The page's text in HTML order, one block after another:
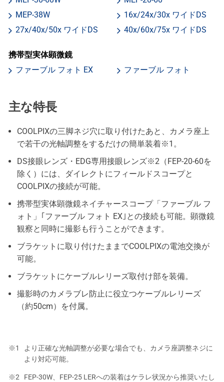
MEP-38W
16x/24x/30x ワイドDS
27x/40x/50x ワイドDS
40x/60x/75x ワイドDS
携帯型実体顕微鏡
ファーブル フォト EX
ファーブル フォト
主な特長
COOLPIXの三脚ネジ穴に取り付けたあと、カメラ座上
で若干の光軸調整をするだけの簡単装着※1。
DS接眼レンズ・EDG専用接眼レンズ※2（FEP-20-60を
除く）には、ダイレクトにフィールドスコープと
COOLPIXの接続が可能。
携帯型実体顕微鏡ネイチャースコープ「ファーブル フ
ォト」｢ファーブル フォト EX｣との接続も可能。顕微鏡
観察と同時に撮影も行うことができます。
ブラケットに取り付けたままでCOOLPIXの電池交換が
可能。
ブラケットにケーブルレリーズ取付け部を装備。
撮影時のカメラブレ防止に役立つケーブルレリーズ
（約50cm）を付属。
より正確な光軸調整が必要な場合でも、カメラ座調整ネジに
より対応可能。
FEP-30W、FEP-25 LERへの装着はケラレ状況から推奨いたし